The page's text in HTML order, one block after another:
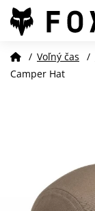
/ Voľný čas /
Camper Hat